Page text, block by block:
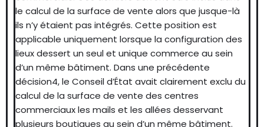
le calcul de la surface de vente alors que jusque-là
ils n’y étaient pas intégrés. Cette position est
applicable uniquement lorsque la configuration des
lieux dessert un seul et unique commerce au sein
d’un même bâtiment. Dans une précédente
décision4, le Conseil d’État avait clairement exclu du
calcul de la surface de vente des centres
commerciaux les mails et les allées desservant
plusieurs boutiques au sein d’un même bâtiment.